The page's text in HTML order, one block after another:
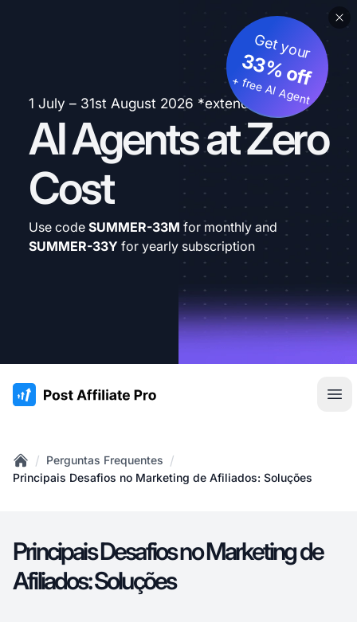
1 July – 31st August 2026 *extended
AI Agents at Zero
Cost
Get your
33% off
+ free AI Agent
Use code SUMMER-33M for monthly and
SUMMER-33Y for yearly subscription
:site.title
Home
/ Perguntas Frequentes /
Principais Desafios no Marketing de Afiliados: Soluções
Principais Desafios no Marketing de
Afiliados: Soluções